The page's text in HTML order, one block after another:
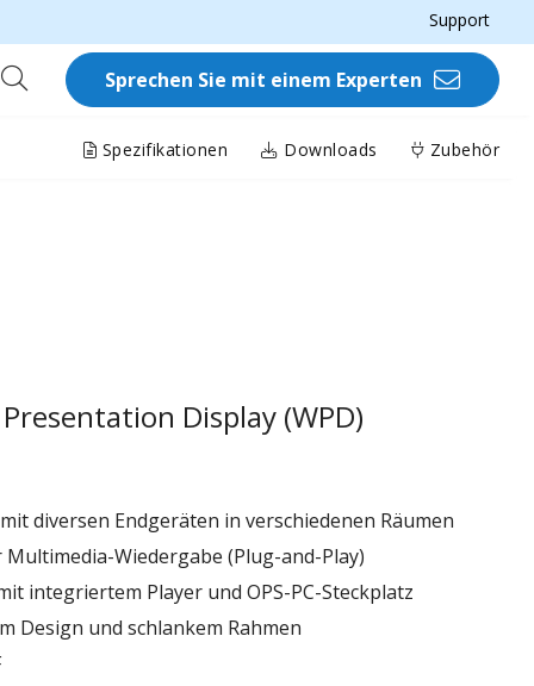
Support
Sprechen Sie mit einem Experten
Spezifikationen Downloads Zubehör
Display (WPD)
diversen Endgeräten in verschiedenen Räumen
Wiedergabe (Plug-and-Play)
integriertem Player und OPS-PC-Steckplatz
Design und schlankem Rahmen